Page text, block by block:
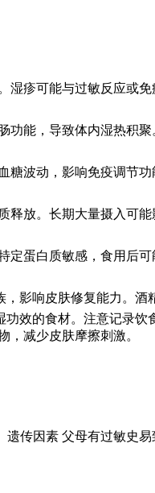
疹可能与过敏反应或免
能，导致体内湿热积
波动，影响免疫调节
放。长期大量摄入可能
蛋白质敏感，食用后可
影响皮肤修复能力。酒
效的食材。注意记录
减少皮肤摩擦刺激。
传因素 父母有过敏史